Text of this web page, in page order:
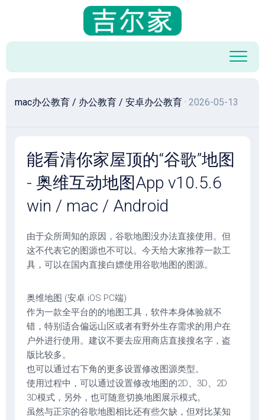
容
mac办公教育 / 办公教育 / 安卓办公教育 · 2026-05-13
​能看清你家屋顶的“谷歌”地图
- 奥维互动地图App v10.5.6
win / mac / Android
由于众所周知的原因，谷歌地图没办法直接使用。但
这不代表它的图源也不可以。今天给大家推荐一款工
具，可以在国内直接白嫖使用谷歌地图的图源。
奥维地图 (安卓 iOS PC端)
作为一款全平台的的地图工具，软件本身体验就不
错，特别适合偏远山区或者有野外生存需求的用户在
户外进行使用。建议不要去应用商店直接搜名字，盗
版比较多。
也可以通过右下角的更多设置修改图源类型。
使用过程中，可以通过设置修改地图的2D、3D、2D
3D模式，另外，也可随意切换地图展示模式。
虽然与正宗的谷歌地图相比还有些欠缺，但对比某知